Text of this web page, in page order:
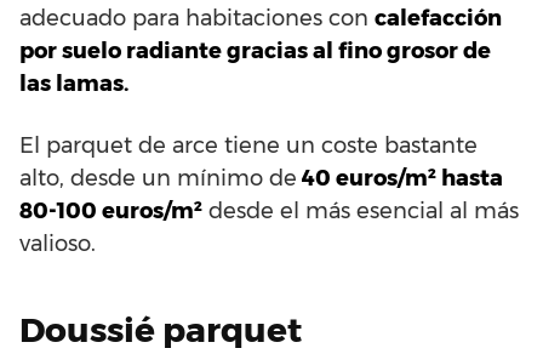
adecuado para habitaciones con calefacción
por suelo radiante gracias al fino grosor de
las lamas.
El parquet de arce tiene un coste bastante
alto, desde un mínimo de 40 euros/m² hasta
80-100 euros/m² desde el más esencial al más
valioso.
Doussié parquet